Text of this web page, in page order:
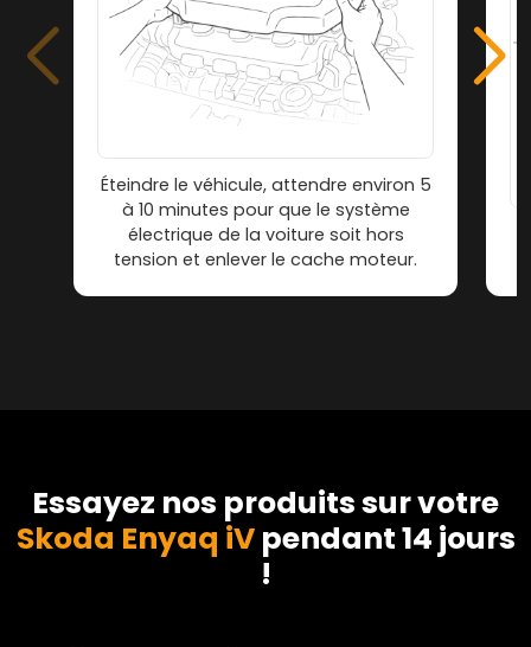
Éteindre le véhicule, attendre environ 5
à 10 minutes pour que le système
électrique de la voiture soit hors
tension et enlever le cache moteur.
Essayez nos produits sur votre
Skoda Enyaq iVpendant 14 jours
!